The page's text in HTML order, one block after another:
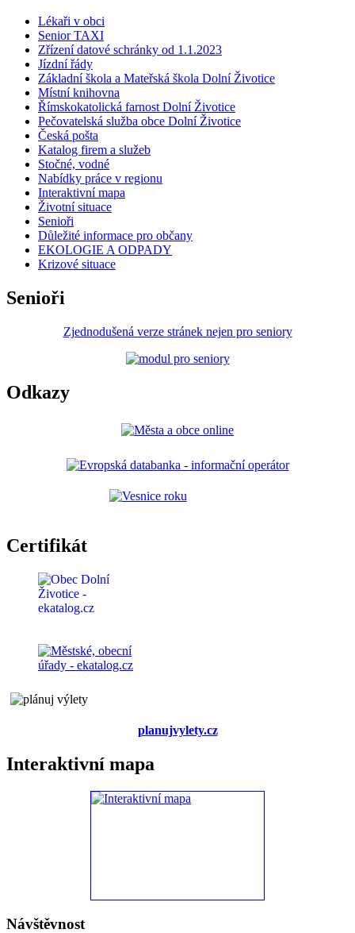
Lékaři v obci
Senior TAXI
Zřízení datové schránky od 1.1.2023
Jízdní řády
Základní škola a Mateřská škola Dolní Životice
Místní knihovna
Římskokatolická farnost Dolní Životice
Pečovatelská služba obce Dolní Životice
Česká pošta
Katalog firem a služeb
Stočné, vodné
Nabídky práce v regionu
Interaktivní mapa
Životní situace
Senioři
Důležité informace pro občany
EKOLOGIE A ODPADY
Krizové situace
Senioři
Zjednodušená verze stránek nejen pro seniory
Odkazy
Certifikát
planujvylety.cz
Interaktivní mapa
Návštěvnost